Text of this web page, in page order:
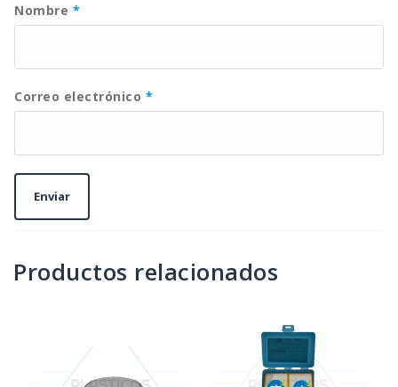
Nombre *
Correo electrónico *
Productos relacionados